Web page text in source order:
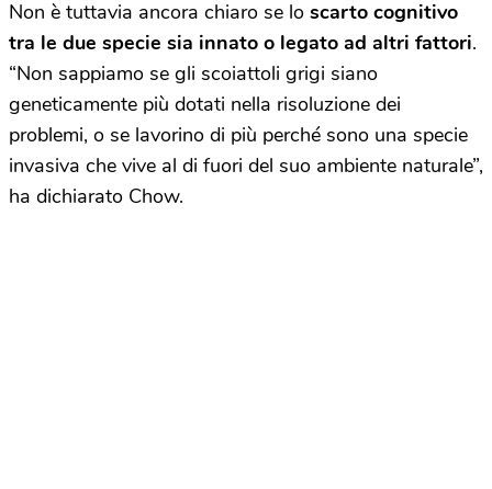
Non è tuttavia ancora chiaro se lo scarto cognitivo
tra le due specie sia innato o legato ad altri fattori.
“Non sappiamo se gli scoiattoli grigi siano
geneticamente più dotati nella risoluzione dei
problemi, o se lavorino di più perché sono una specie
invasiva che vive al di fuori del suo ambiente naturale”,
ha dichiarato Chow.